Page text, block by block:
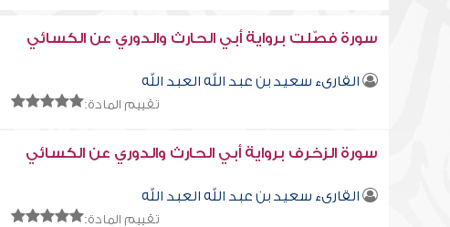
سورة فصّلت برواية أبي الحارث والدوري عن الكسائي
القارىء سعيد بن عبد الله العبد الله
تقييم المادة:
سورة الزخرف برواية أبي الحارث والدوري عن الكسائي
القارىء سعيد بن عبد الله العبد الله
تقييم المادة: